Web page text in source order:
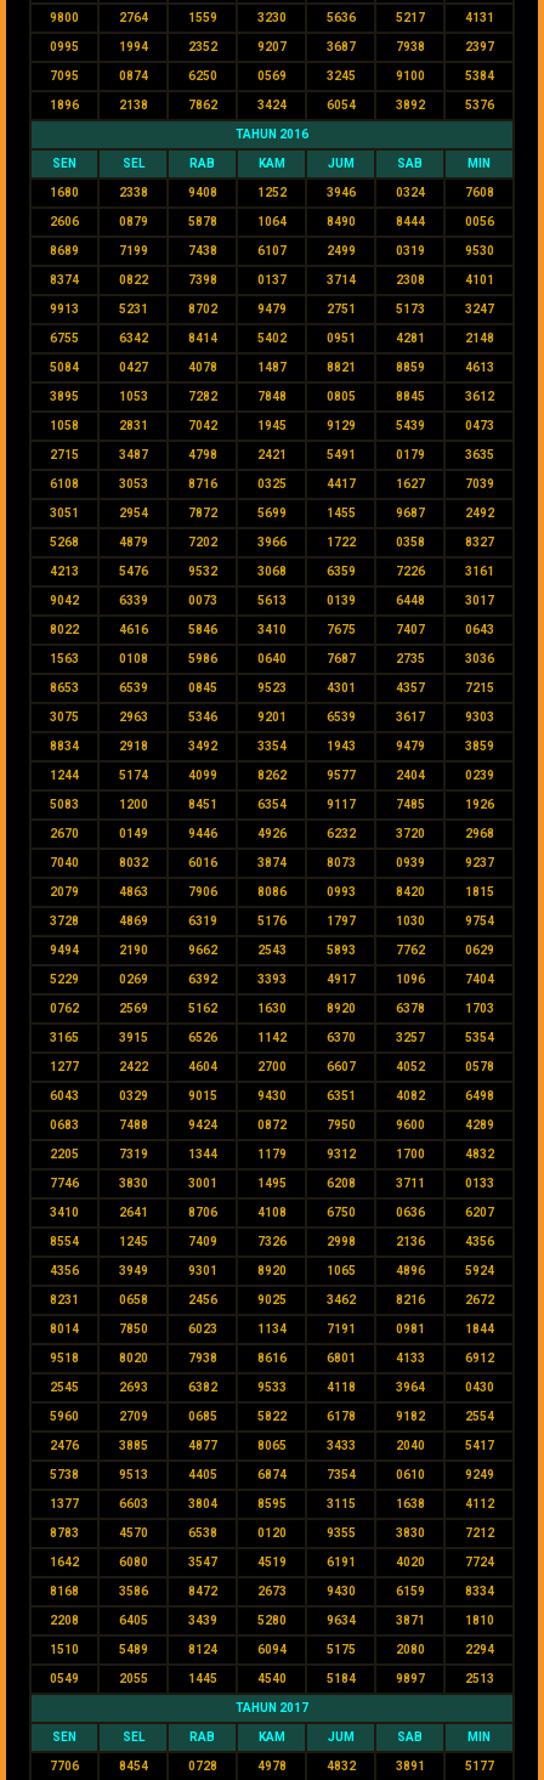
9800 2764 1559 3230 5636 5217 4131
0995 1994 2352 9207 3687 7938 2397
7095 0874 6250 0569 3245 9100 5384
1896 2138 7862 3424 6054 3892 5376
TAHUN 2016
SEN SEL RAB KAM JUM SAB MIN
1680 2338 9408 1252 3946 0324 7608
2606 0879 5878 1064 8490 8444 0056
8689 7199 7438 6107 2499 0319 9530
8374 0822 7398 0137 3714 2308 4101
9913 5231 8702 9479 2751 5173 3247
6755 6342 8414 5402 0951 4281 2148
5084 0427 4078 1487 8821 8859 4613
3895 1053 7282 7848 0805 8845 3612
1058 2831 7042 1945 9129 5439 0473
2715 3487 4798 2421 5491 0179 3635
6108 3053 8716 0325 4417 1627 7039
3051 2954 7872 5699 1455 9687 2492
5268 4879 7202 3966 1722 0358 8327
4213 5476 9532 3068 6359 7226 3161
9042 6339 0073 5613 0139 6448 3017
8022 4616 5846 3410 7675 7407 0643
1563 0108 5986 0640 7687 2735 3036
8653 6539 0845 9523 4301 4357 7215
3075 2963 5346 9201 6539 3617 9303
8834 2918 3492 3354 1943 9479 3859
1244 5174 4099 8262 9577 2404 0239
5083 1200 8451 6354 9117 7485 1926
2670 0149 9446 4926 6232 3720 2968
7040 8032 6016 3874 8073 0939 9237
2079 4863 7906 8086 0993 8420 1815
3728 4869 6319 5176 1797 1030 9754
9494 2190 9662 2543 5893 7762 0629
5229 0269 6392 3393 4917 1096 7404
0762 2569 5162 1630 8920 6378 1703
3165 3915 6526 1142 6370 3257 5354
1277 2422 4604 2700 6607 4052 0578
6043 0329 9015 9430 6351 4082 6498
0683 7488 9424 0872 7950 9600 4289
2205 7319 1344 1179 9312 1700 4832
7746 3830 3001 1495 6208 3711 0133
3410 2641 8706 4108 6750 0636 6207
8554 1245 7409 7326 2998 2136 4356
4356 3949 9301 8920 1065 4896 5924
8231 0658 2456 9025 3462 8216 2672
8014 7850 6023 1134 7191 0981 1844
9518 8020 7938 8616 6801 4133 6912
2545 2693 6382 9533 4118 3964 0430
5960 2709 0685 5822 6178 9182 2554
2476 3885 4877 8065 3433 2040 5417
5738 9513 4405 6874 7354 0610 9249
1377 6603 3804 8595 3115 1638 4112
8783 4570 6538 0120 9355 3830 7212
1642 6080 3547 4519 6191 4020 7724
8168 3586 8472 2673 9430 6159 8334
2208 6405 3439 5280 9634 3871 1810
1510 5489 8124 6094 5175 2080 2294
0549 2055 1445 4540 5184 9897 2513
TAHUN 2017
SEN SEL RAB KAM JUM SAB MIN
7706 8454 0728 4978 4832 3891 5177